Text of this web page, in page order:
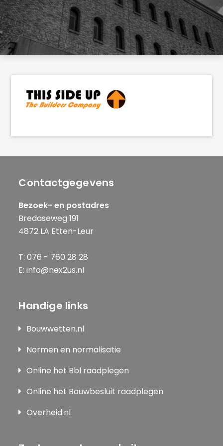
Contactgegevens
Bezoek- en postadres
Bredaseweg 191
4872 LA Etten-Leur
T: 076 - 760 28 28
E: info@nex2us.nl
Handige links
Bouwwetten.nl
Normen en normalisatie
Online het Bbl raadplegen
Online het Bouwbesluit raadplegen
Overheid.nl